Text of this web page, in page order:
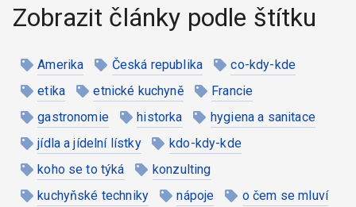
Zobrazit články podle štítku
Amerika Česká republika
co-kdy-kde
etika
etnické kuchyně
Francie
gastronomie
historka
hygiena a sanitace
jídla a jídelní lístky
kdo-kdy-kde
koho se to týká
konzulting
kuchyňské techniky
nápoje
o čem se mluví